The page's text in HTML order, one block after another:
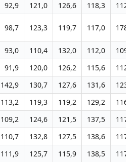
92,9 121,0 126,6 118,3
112,6
98,7 123,3 119,7 117,0 178,7
93,0 110,4 132,0 112,0
109,3
91,9 120,0 126,2 115,6
112,1
142,9 130,7 127,6 131,6
123,5
113,2 119,3 119,2 129,2
116,5
109,2 124,6 121,5 137,5
117,6
110,7 132,8 127,5 138,6
117,3
111,9 125,7 115,9 138,5
117,7